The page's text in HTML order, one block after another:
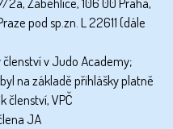
pod sp.zn. L 22611 (dále
v Judo Academy;
na základě přihlášky platně
členství, VPČ
JA